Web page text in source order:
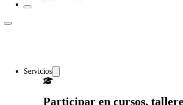
Servicios
Participar en cursos,